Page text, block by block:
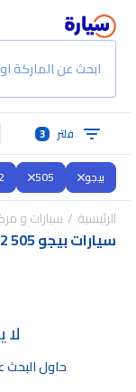
ابحث عن الماركة
فلتر 3
بيجو 505
الرئيسية سيارات و
سيارات بيجو 505 2022 للبيع في السعودية
حاول البحث